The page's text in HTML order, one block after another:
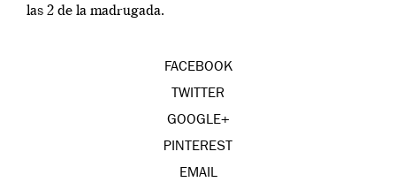
las 2 de la madrugada.
FACEBOOK
TWITTER
GOOGLE+
PINTEREST
EMAIL